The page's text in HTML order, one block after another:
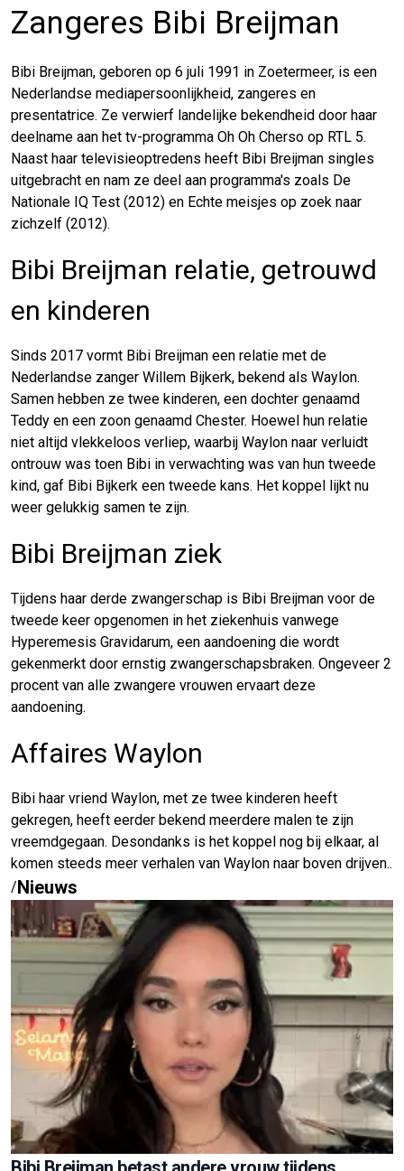
Zangeres Bibi Breijman
Bibi Breijman, geboren op 6 juli 1991 in Zoetermeer, is een
Nederlandse mediapersoonlijkheid, zangeres en
presentatrice. Ze verwierf landelijke bekendheid door haar
deelname aan het tv-programma Oh Oh Cherso op RTL 5.
Naast haar televisieoptredens heeft Bibi Breijman singles
uitgebracht en nam ze deel aan programma's zoals De
Nationale IQ Test (2012) en Echte meisjes op zoek naar
zichzelf (2012).
Bibi Breijman relatie, getrouwd
en kinderen
Sinds 2017 vormt Bibi Breijman een relatie met de
Nederlandse zanger Willem Bijkerk, bekend als Waylon.
Samen hebben ze twee kinderen, een dochter genaamd
Teddy en een zoon genaamd Chester. Hoewel hun relatie
niet altijd vlekkeloos verliep, waarbij Waylon naar verluidt
ontrouw was toen Bibi in verwachting was van hun tweede
kind, gaf Bibi Bijkerk een tweede kans. Het koppel lijkt nu
weer gelukkig samen te zijn.
Bibi Breijman ziek
Tijdens haar derde zwangerschap is Bibi Breijman voor de
tweede keer opgenomen in het ziekenhuis vanwege
Hyperemesis Gravidarum, een aandoening die wordt
gekenmerkt door ernstig zwangerschapsbraken. Ongeveer 2
procent van alle zwangere vrouwen ervaart deze
aandoening.
Affaires Waylon
Bibi haar vriend Waylon, met ze twee kinderen heeft
gekregen, heeft eerder bekend meerdere malen te zijn
vreemdgegaan. Desondanks is het koppel nog bij elkaar, al
komen steeds meer verhalen van Waylon naar boven drijven..
/Nieuws